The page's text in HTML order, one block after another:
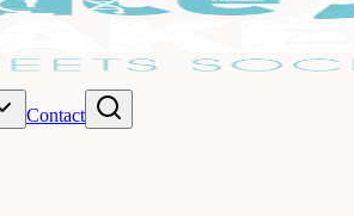
Contact